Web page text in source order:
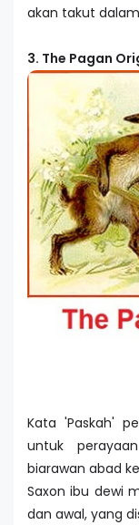
akan takut
3. The Pagan
Kata 'Paskah'
untuk
biarawan abad
Saxon ibu dewi
dan awal, yang